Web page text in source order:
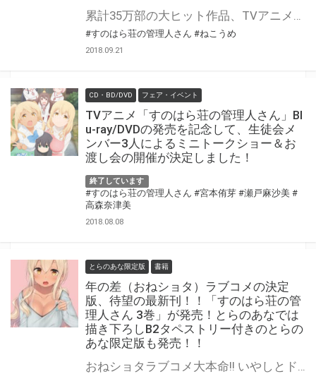
#すのはら荘の管理人さん #ねこうめ
2018.09.21
CD・BD/DVD フェア・イベント
TVアニメ「すのはら荘の管理人さん」Bl
u-ray/DVDの発売を記念して、生徒会メ
ンバー3人によるミニトークショー＆お
渡し会の開催が決定しました！
終了しています
#すのはら荘の管理人さん #宮本侑芽 #瀬戸麻沙美 #
高森奈津美
2018.08.08
とらのあな限定版 書籍
年の差（おねショタ）ラブコメの決定
版、待望の最新刊！！「すのはら荘の管
理人さん 3巻」が発売！とらのあなでは
描き下ろしB2タペストリー付きのとらの
あな限定版も発売！！